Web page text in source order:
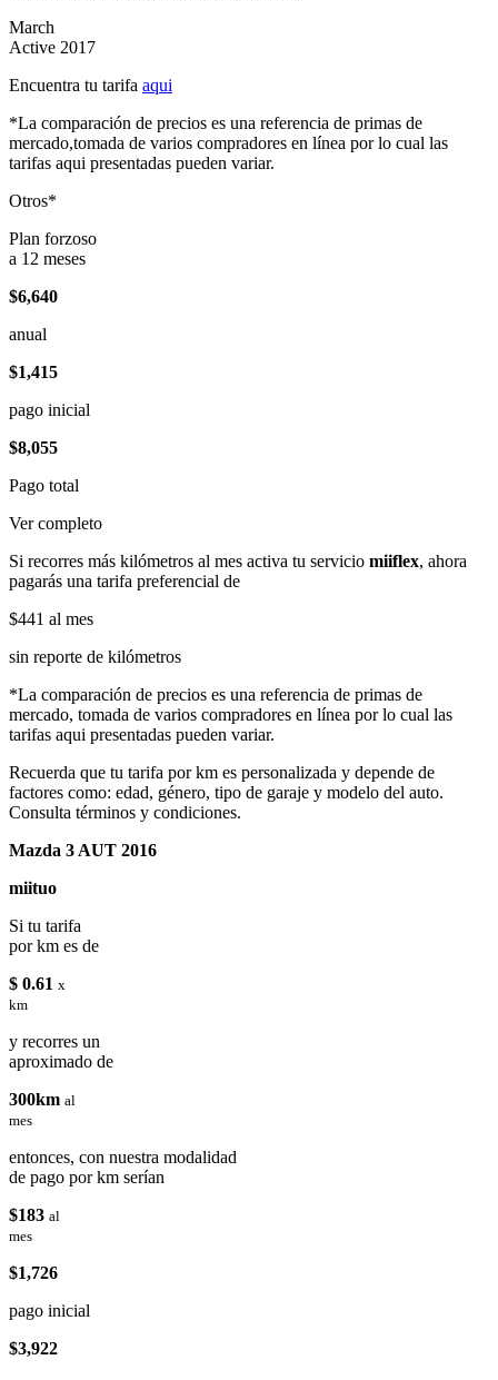
March
Active 2017
Encuentra tu tarifa aqui
*La comparación de precios es una referencia de primas de
mercado,tomada de varios compradores en línea por lo cual las
tarifas aqui presentadas pueden variar.
Otros*
Plan forzoso
a 12 meses
$6,640
anual
$1,415
pago inicial
$8,055
Pago total
Ver completo
Si recorres más kilómetros al mes activa tu servicio miiflex, ahora
pagarás una tarifa preferencial de
$441 al mes
sin reporte de kilómetros
*La comparación de precios es una referencia de primas de
mercado, tomada de varios compradores en línea por lo cual las
tarifas aqui presentadas pueden variar.
Recuerda que tu tarifa por km es personalizada y depende de
factores como: edad, género, tipo de garaje y modelo del auto.
Consulta términos y condiciones.
Mazda 3 AUT 2016
miituo
Si tu tarifa
por km es de
$ 0.61 x
km
y recorres un
aproximado de
300km al
mes
entonces, con nuestra modalidad
de pago por km serían
$183 al
mes
$1,726
pago inicial
$3,922